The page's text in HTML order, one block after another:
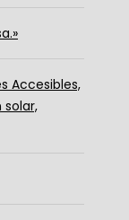
Accesibles,